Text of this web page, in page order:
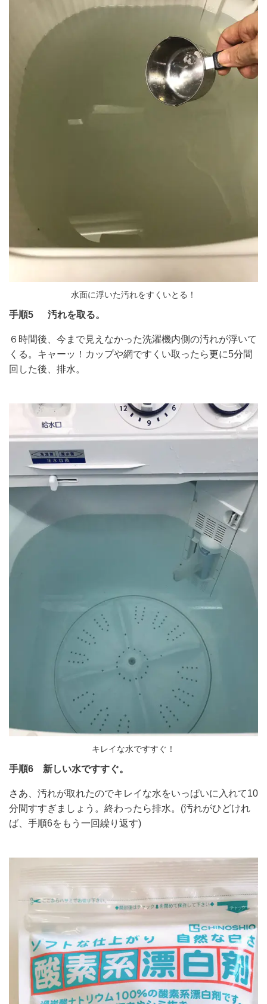
水面に浮いた汚れをすくいとる！
手順5 汚れを取る。
６時間後、今まで見えなかった洗濯機内側の汚れが浮いて
くる。キャーッ！カップや網ですくい取ったら更に5分間
回した後、排水。
キレイな水ですすぐ！
手順6 新しい水ですすぐ。
さあ、汚れが取れたのでキレイな水をいっぱいに入れて10
分間すすぎましょう。終わったら排水。(汚れがひどけれ
ば、手順6をもう一回繰り返す)